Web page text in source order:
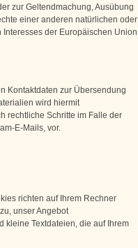
zur Geltendmachung, Ausübung
einer anderen natürlichen oder
der Europäischen Union
Kontaktdaten zur Übersendung
wird hiermit
rechtliche Schritte im Falle der
E-Mails, vor.
richten auf Ihrem Rechner
unser Angebot
kleine Textdateien, die auf Ihrem